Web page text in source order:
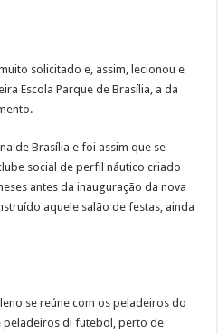
solicitado e, assim, lecionou e
Escola Parque de Brasília, a da
de Brasília e foi assim que se
social de perfil náutico criado
antes da inauguração da nova
aquele salão de festas, ainda
se reúne com os peladeiros do
peladeiros di futebol, perto de